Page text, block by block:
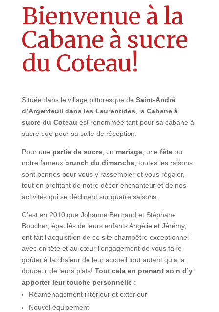
Bienvenue à la
Cabane à sucre
du Coteau!
Située dans le village pittoresque de Saint-André
d’Argenteuil dans les Laurentides , la Cabane à
sucre du Coteau est renommée tant pour sa cabane à
sucre que pour sa salle de réception.
Pour une partie de sucre, un mariage, une fêteou
notre fameux brunch du dimanche, toutes les raisons
sont bonnes pour vous y rassembler et vous régaler,
tout en profitant de notre décor enchanteur et de nos
activités qui se déclinent sur quatre saisons.
C’est en 2010 que Johanne Bertrand et Stéphane
Boucher, épaulés de leurs enfants Angélie et Jérémy,
ont fait l’acquisition de ce site champêtre exceptionnel
avec en tête et au cœur l’engagement de vous faire
goûter à la chaleur de leur accueil tout autant qu’à la
douceur de leurs plats! Tout cela en prenant soin d’y
apporter leur touche personnelle :
Réaménagement intérieur et extérieur
Nouvel équipement